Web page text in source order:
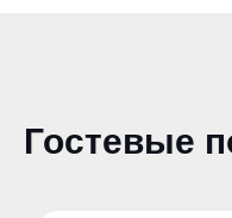
Гостевые